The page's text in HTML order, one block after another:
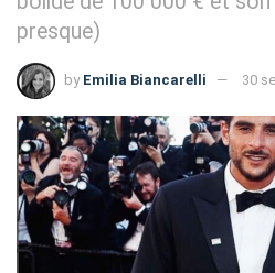
presque)
by Emilia Biancarelli 30